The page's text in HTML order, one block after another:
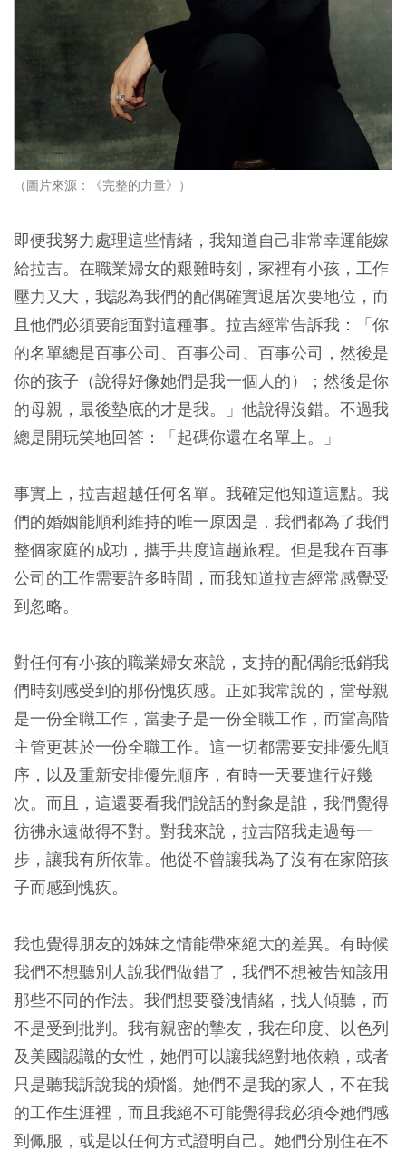
（圖片來源：《完整的力量》）
即便我努力處理這些情緒，我知道自己非常幸運能嫁
給拉吉。在職業婦女的艱難時刻，家裡有小孩，工作
壓力又大，我認為我們的配偶確實退居次要地位，而
且他們必須要能面對這種事。拉吉經常告訴我：「你
的名單總是百事公司、百事公司、百事公司，然後是
你的孩子（說得好像她們是我一個人的）；然後是你
的母親，最後墊底的才是我。」他說得沒錯。不過我
總是開玩笑地回答：「起碼你還在名單上。」
事實上，拉吉超越任何名單。我確定他知道這點。我
們的婚姻能順利維持的唯一原因是，我們都為了我們
整個家庭的成功，攜手共度這趟旅程。但是我在百事
公司的工作需要許多時間，而我知道拉吉經常感覺受
到忽略。
對任何有小孩的職業婦女來說，支持的配偶能抵銷我
們時刻感受到的那份愧疚感。正如我常說的，當母親
是一份全職工作，當妻子是一份全職工作，而當高階
主管更甚於一份全職工作。這一切都需要安排優先順
序，以及重新安排優先順序，有時一天要進行好幾
次。而且，這還要看我們說話的對象是誰，我們覺得
彷彿永遠做得不對。對我來說，拉吉陪我走過每一
步，讓我有所依靠。他從不曾讓我為了沒有在家陪孩
子而感到愧疚。
我也覺得朋友的姊妹之情能帶來絕大的差異。有時候
我們不想聽別人說我們做錯了，我們不想被告知該用
那些不同的作法。我們想要發洩情緒，找人傾聽，而
不是受到批判。我有親密的摯友，我在印度、以色列
及美國認識的女性，她們可以讓我絕對地依賴，或者
只是聽我訴說我的煩惱。她們不是我的家人，不在我
的工作生涯裡，而且我絕不可能覺得我必須令她們感
到佩服，或是以任何方式證明自己。她們分別住在不